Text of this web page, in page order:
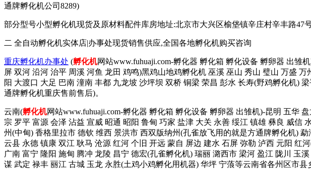
通牌孵化机公司8289)
部分型号小型孵化机现货及原材料配件库房地址:北京市大兴区榆垡镇辛庄村辛丰路47
二 全自动孵化机实体店|办事处现货销售供应,全国各地孵化机购买咨询
重庆孵化机办事处 (孵化机网站www.fuhuaji.com-孵化器 孵化箱 孵化设备 孵卵器 出雏
屏 双河 沿河 治平 周溪 河鱼 龙田 鸡鸣)黑鸡山地鸡孵化机 巫溪 巫山 秀山 璧山 万盛
阳 大渡口 大足 巴南 潼南 丰都 九龙坡 沙坪坝 双桥 铜梁 荣昌 彭水 长寿(野鸡孵化机)
通牌孵化机重庆售前售后)。
云南(孵化机网站www.fuhuaji.com-孵化器 孵化箱 孵化设备 孵卵器 出雏机)-昆明 五华
宗 罗平 富源 会泽 沾益 宣威 昭通 昭阳 鲁甸 巧家 盐津 大关 永善 绥江 镇雄 彝良 威
州(中甸) 香格里拉市 德钦 维西 景洪市 西双版纳州(孔雀放飞用的就是方通牌孵化机)
云县 永德 镇康 双江 耿马 沧源 红河 个旧 开远 蒙自 屏边 建水 石屏 弥勒 泸西 元阳
广南 富宁 隆阳 施甸 腾冲 龙陵 昌宁 德宏(孔雀孵化机) 瑞丽 潞西市 梁河 盈江 陇川 玉
谋 武定 禄丰 丽江 古城 玉龙 永胜(土鸡小鸡孵化用机器) 华坪 宁蒗等云南省各州区市